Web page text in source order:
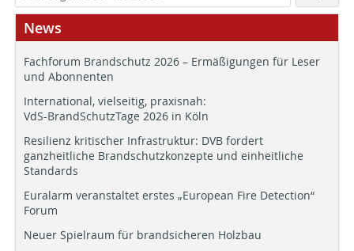
News
Fachforum Brandschutz 2026 – Ermäßigungen für Leser
und Abonnenten
International, vielseitig, praxisnah:
VdS-BrandSchutzTage 2026 in Köln
Resilienz kritischer Infrastruktur: DVB fordert
ganzheitliche Brandschutzkonzepte und einheitliche
Standards
Euralarm veranstaltet erstes „European Fire Detection“
Forum
Neuer Spielraum für brandsicheren Holzbau